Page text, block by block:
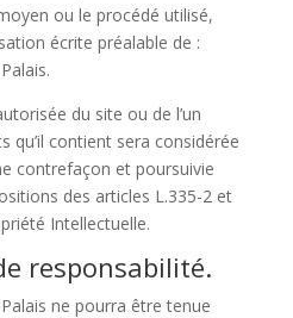
ou le procédé utilisé,
écrite préalable de :
du site ou de l’un
qu’il contient sera considérée
contrefaçon et poursuivie
des articles L.335-2 et
Intellectuelle.
responsabilité.
ne pourra être tenue